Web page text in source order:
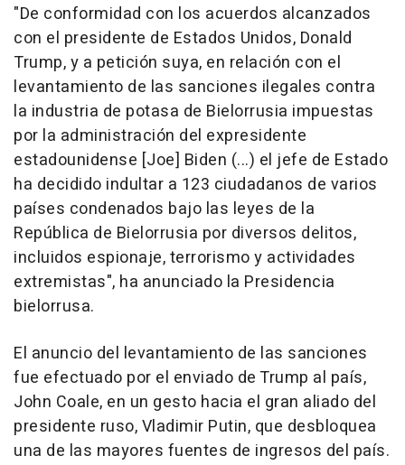
"De conformidad con los acuerdos alcanzados
con el presidente de Estados Unidos, Donald
Trump, y a petición suya, en relación con el
levantamiento de las sanciones ilegales contra
la industria de potasa de Bielorrusia impuestas
por la administración del expresidente
estadounidense [Joe] Biden (...) el jefe de Estado
ha decidido indultar a 123 ciudadanos de varios
países condenados bajo las leyes de la
República de Bielorrusia por diversos delitos,
incluidos espionaje, terrorismo y actividades
extremistas", ha anunciado la Presidencia
bielorrusa.
El anuncio del levantamiento de las sanciones
fue efectuado por el enviado de Trump al país,
John Coale, en un gesto hacia el gran aliado del
presidente ruso, Vladimir Putin, que desbloquea
una de las mayores fuentes de ingresos del país.